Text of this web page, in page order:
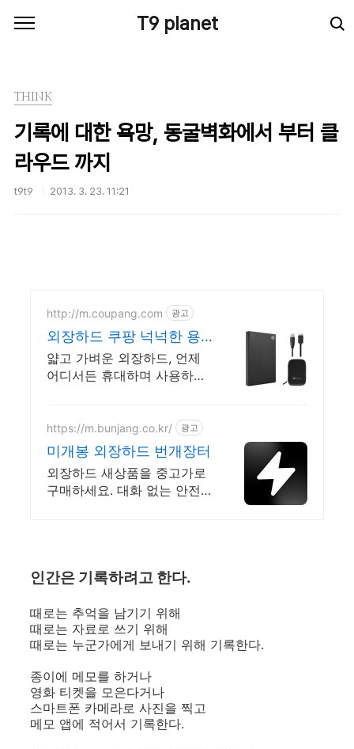
T9 planet
THINK
기록에 대한 욕망, 동굴벽화에서 부터 클
라우드 까지
t9t9 2013. 3. 23. 11:21
http://m.coupang.com 광고
외장하드 쿠팡 넉넉한 용
량 부족함 없이
얇고 가벼운 외장하드, 언제
어디서든 휴대하며 사용하세
없이 다녀요.
https://m.bunjang.co.kr/ 광고
미개봉 외장하드 번개장터
외장하드 새상품을 중고가로
구매하세요. 대화 없는 안전
인간은 기록하려고 한다.
때로는 추억을 남기기 위해
때로는 자료로 쓰기 위해
때로는 누군가에게 보내기 위해 기록한다.
종이에 메모를 하거나
영화 티켓을 모은다거나
스마트폰 카메라로 사진을 찍고
메모 앱에 적어서 기록한다.